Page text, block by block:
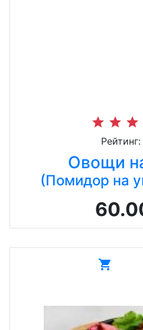
star star star
Овощи
(Помидор на
shopping_cart